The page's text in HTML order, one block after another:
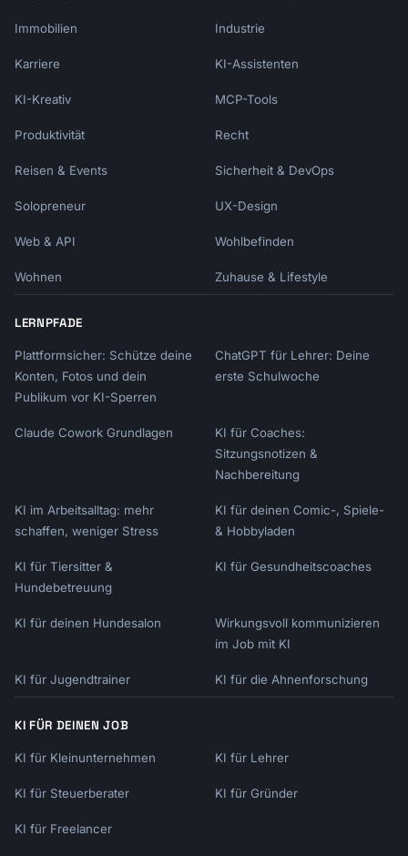
Immobilien Industrie
Karriere KI-Assistenten
KI-Kreativ MCP-Tools
Produktivität Recht
Reisen & Events Sicherheit & DevOps
Solopreneur UX-Design
Web & API Wohlbefinden
Wohnen Zuhause & Lifestyle
LERNPFADE
Plattformsicher: Schütze deine
Konten, Fotos und dein
Publikum vor KI-Sperren
ChatGPT für Lehrer: Deine
erste Schulwoche
Claude Cowork Grundlagen
KI für Coaches:
Sitzungsnotizen &
Nachbereitung
KI im Arbeitsalltag: mehr
schaffen, weniger Stress
KI für deinen Comic-, Spiele-
& Hobbyladen
KI für Tiersitter &
Hundebetreuung
KI für Gesundheitscoaches
KI für deinen Hundesalon
Wirkungsvoll kommunizieren
im Job mit KI
KI für Jugendtrainer KI für die Ahnenforschung
KI FÜR DEINEN JOB
KI für Kleinunternehmen KI für Lehrer
KI für Steuerberater KI für Gründer
KI für Freelancer